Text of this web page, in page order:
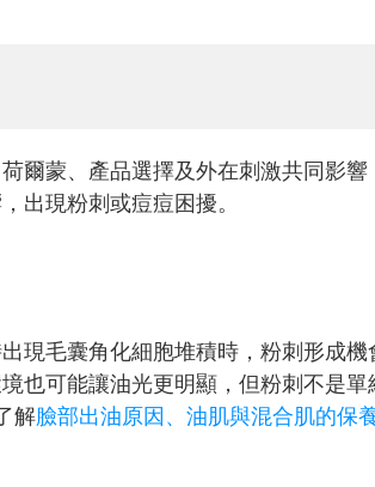
爾蒙、產品選擇及外在刺激共同影
出現粉刺或痘痘困擾。
現毛囊角化細胞堆積時，粉刺形成
可能讓油光更明顯，但粉刺不是單
解臉部出油原因、油肌與混合肌的保